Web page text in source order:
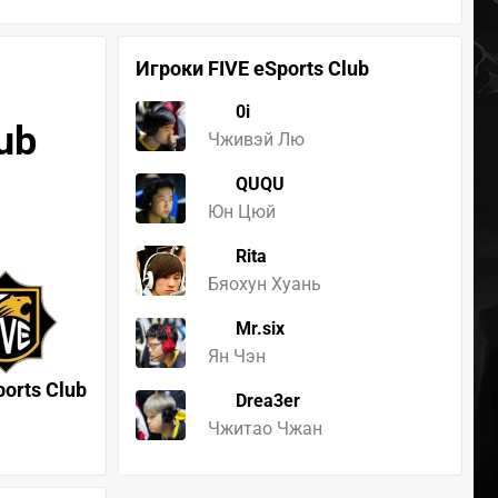
Игроки FIVE eSports Club
0i
Чживэй Лю
QUQU
Юн Цюй
Rita
Бяохун Хуань
Mr.six
Ян Чэн
Drea3er
Чжитао Чжан
Club